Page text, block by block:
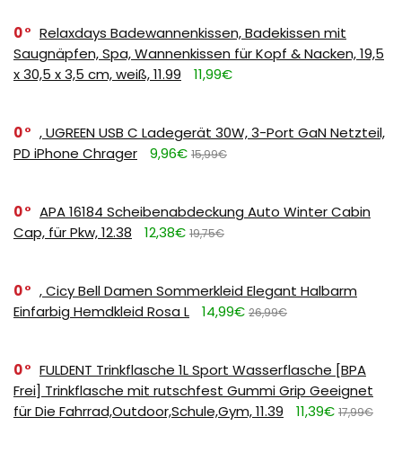
0
Relaxdays Badewannenkissen, Badekissen mit
Saugnäpfen, Spa, Wannenkissen für Kopf & Nacken, 19,5
x 30,5 x 3,5 cm, weiß, 11.99
11,99€
0
, UGREEN USB C Ladegerät 30W, 3-Port GaN Netzteil,
PD iPhone Chrager
9,96€ 15,99€
0
APA 16184 Scheibenabdeckung Auto Winter Cabin
Cap, für Pkw, 12.38
12,38€ 19,75€
0
, Cicy Bell Damen Sommerkleid Elegant Halbarm
Einfarbig Hemdkleid Rosa L
14,99€ 26,99€
0
FULDENT Trinkflasche 1L Sport Wasserflasche [BPA
Frei] Trinkflasche mit rutschfest Gummi Grip Geeignet
für Die Fahrrad,Outdoor,Schule,Gym, 11.39
11,39€ 17,99€